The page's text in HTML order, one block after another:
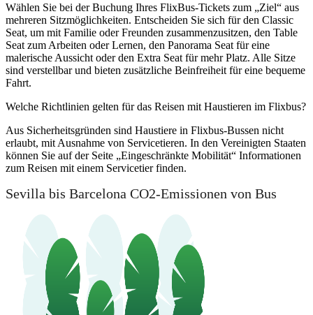
Wählen Sie bei der Buchung Ihres FlixBus-Tickets zum „Ziel“ aus
mehreren Sitzmöglichkeiten. Entscheiden Sie sich für den Classic
Seat, um mit Familie oder Freunden zusammenzusitzen, den Table
Seat zum Arbeiten oder Lernen, den Panorama Seat für eine
malerische Aussicht oder den Extra Seat für mehr Platz. Alle Sitze
sind verstellbar und bieten zusätzliche Beinfreiheit für eine bequeme
Fahrt.
Welche Richtlinien gelten für das Reisen mit Haustieren im Flixbus?
Aus Sicherheitsgründen sind Haustiere in Flixbus-Bussen nicht
erlaubt, mit Ausnahme von Servicetieren. In den Vereinigten Staaten
können Sie auf der Seite „Eingeschränkte Mobilität“ Informationen
zum Reisen mit einem Servicetier finden.
Sevilla bis Barcelona CO2-Emissionen von Bus